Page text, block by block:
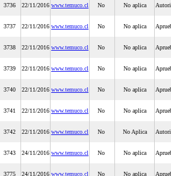
3736 22/11/2016 www.temuco.cl No No aplica
3737 22/11/2016 www.temuco.cl No No aplica
3738 22/11/2016 www.temuco.cl No No aplica
3739 22/11/2016 www.temuco.cl No No aplica
3740 22/11/2016 www.temuco.cl No No aplica
3741 22/11/2016 www.temuco.cl No No aplica
3742 22/11/2016 www.temuco.cl No No Aplica
3743 24/11/2016 www.temuco.cl No No aplica
3775 24/11/2016 www.temuco.cl No No aplica